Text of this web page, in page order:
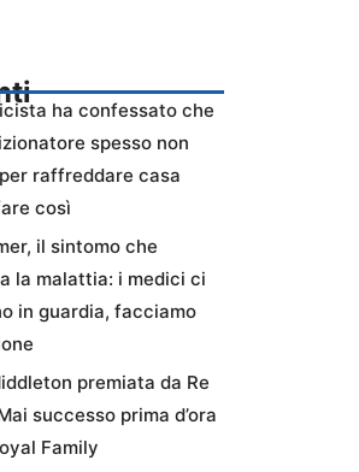
ha confessato che
spesso non
raffreddare casa
così
il sintomo che
la malattia: i medici ci
in guardia, facciamo
premiata da Re
successo prima d’ora
Family